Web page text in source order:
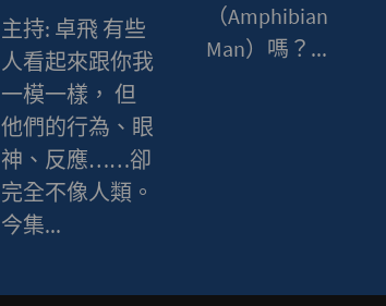
主持: 卓飛 有些
人看起來跟你我
一模一樣， 但
他們的行為、眼
神、反應……卻
完全不像人類。
今集...
（Amphibian
Man）嗎？...